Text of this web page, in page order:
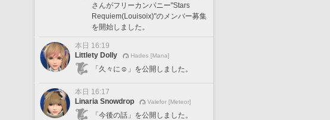
さんがフリーカンパニー"Stars
Requiem(Louisoix)"のメンバー募集
を開始しました。
本日 16:19
Littlety Dolly
Hades [Mana]
「久々に☺️」を公開しました。
本日 16:17
Linaria Snowdrop
Valefor [Meteor]
「今後の話」を公開しました。